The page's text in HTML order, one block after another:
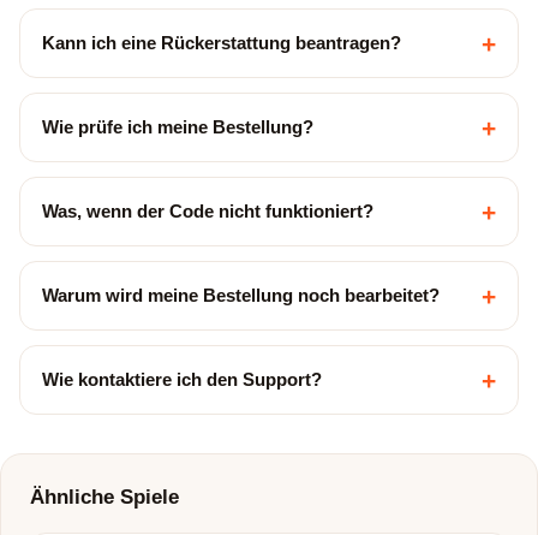
Kann ich eine Rückerstattung beantragen? +
Wie prüfe ich meine Bestellung? +
Was, wenn der Code nicht funktioniert? +
Warum wird meine Bestellung noch bearbeitet? +
Wie kontaktiere ich den Support? +
Ähnliche Spiele